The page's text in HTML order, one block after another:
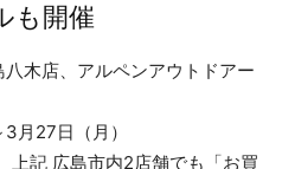
も開催
木店、アルペンアウトドアー
月27日（月）
記 広島市内2店舗でも「お買